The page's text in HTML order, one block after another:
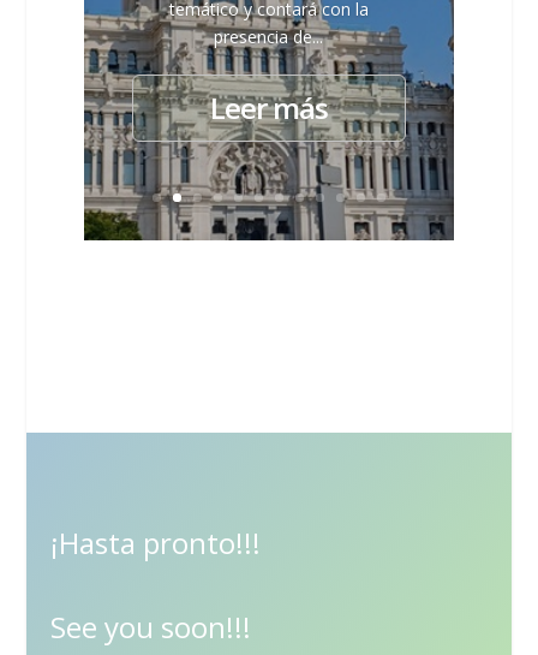
temático y contará con la
presencia de...
Leer más
¡Hasta pronto!!!
See you soon!!!